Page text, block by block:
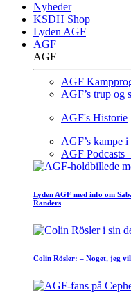
Nyheder
KSDH Shop
Lyden AGF
AGF
AGF
AGF
AGF’s trup og
AGF's Historie
AGF’s kampe i
AGF
Lyden AGF med info om
Randers
Colin Rösler: – Noget, jeg